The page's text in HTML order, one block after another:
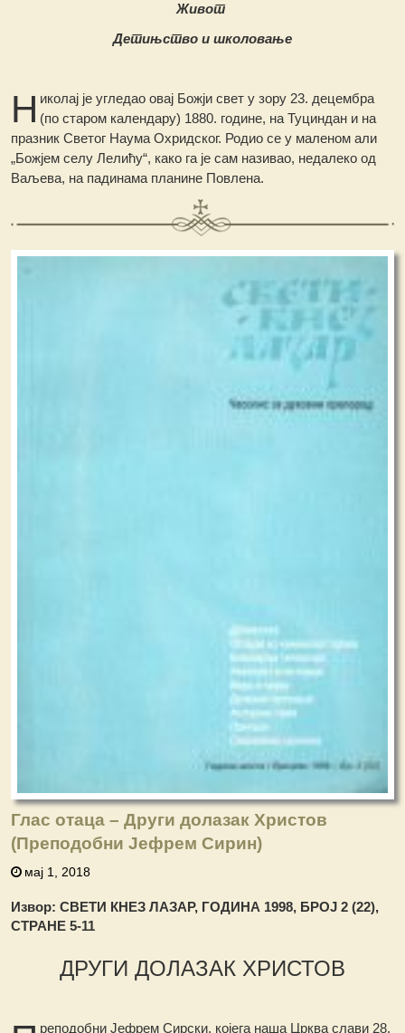
Живот
Детињство и школовање
Н иколај је угледао овај Божји свет у зору 23. децембра
(по старом календару) 1880. године, на Туциндан и на
празник Светог Наума Охридског. Родио се у маленом али
„Божјем селу Лелићу“, како га је сам називао, недалеко од
Ваљева, на падинама планине Повлена.
Глас отаца – Други долазак Христов
(Преподобни Јефрем Сирин)
мај 1, 2018
Извор: СВЕТИ КНЕЗ ЛАЗАР, ГОДИНА 1998, БРОЈ 2 (22),
СТРАНЕ 5-11
ДРУГИ ДОЛАЗАК ХРИСТОВ
реподобни Јефрем Сирски, којега наша Црква слави 28.